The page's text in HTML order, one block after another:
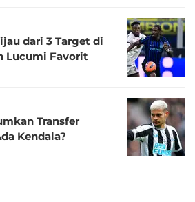
dari 3 Target di
Lucumi Favorit
Transfer
Kendala?